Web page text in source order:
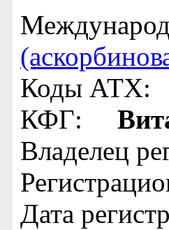
Коды АТХ:
КФГ:
Владелец
Дата